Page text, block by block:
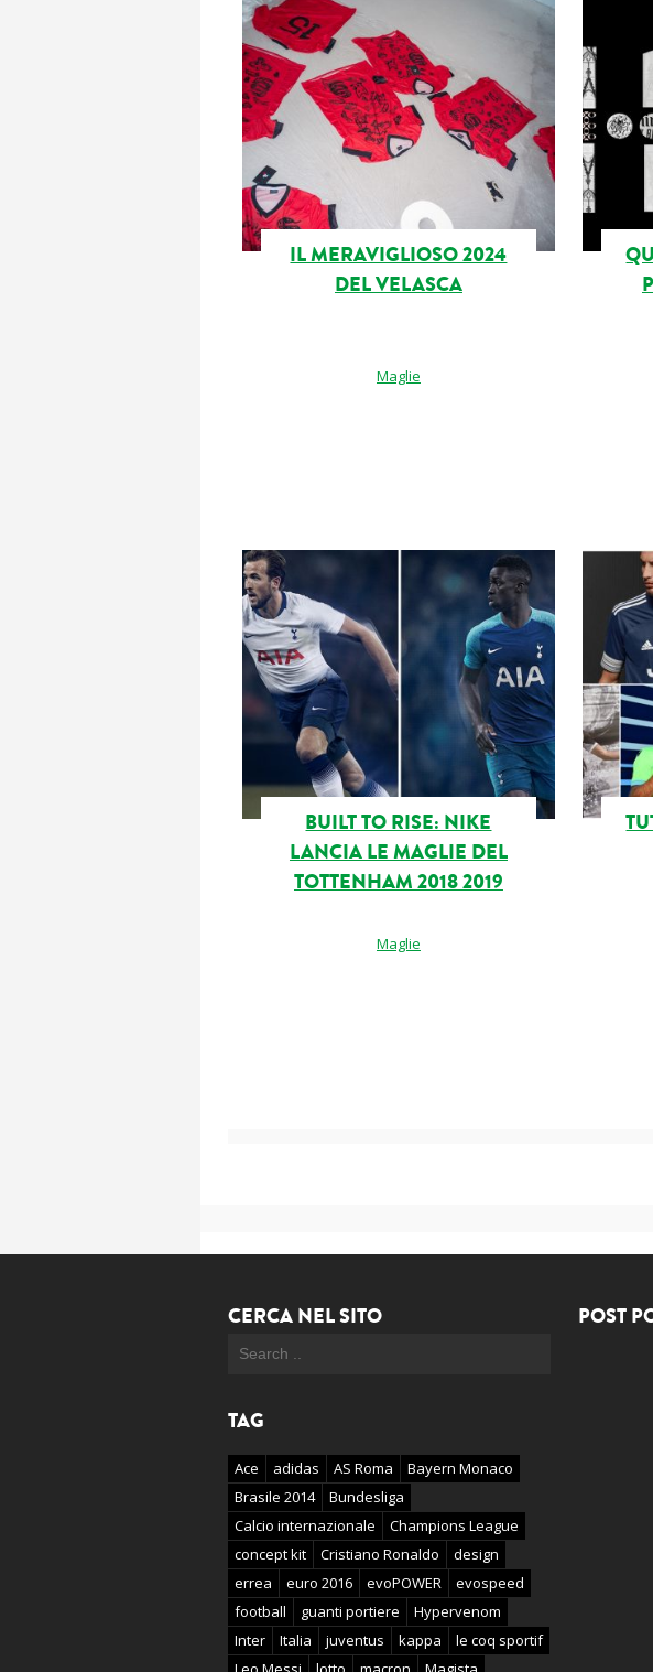
IL MERAVIGLIOSO 2024
DEL VELASCA
Maglie
BUILT TO RISE: NIKE
LANCIA LE MAGLIE DEL
TOTTENHAM 2018 2019
Maglie
CERCA NEL SITO
TAG
Ace adidas AS Roma
Bayern Monaco
Brasile 2014
Bundesliga
Calcio internazionale
Champions League
concept kit
Cristiano Ronaldo
design
errea
euro 2016 evoPOWER
evospeed
football
guanti portiere
Hypervenom
Inter
Italia juventus kappa
le coq sportif
POST